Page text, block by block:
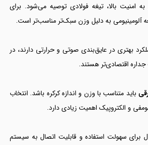
به امنیت بالا، تیغه فولادی توصیه می‌شود. برای
آلومینیومی به دلیل وزن سبک‌تر مناسب‌تر است.
بهتری در عایق‌بندی صوتی و حرارتی دارند، در
اقتصادی‌تر هستند.
باید متناسب با وزن و اندازه کرکره باشد. انتخاب
و الکتروپیک اهمیت زیادی دارد.
برای سهولت استفاده و قابلیت اتصال به سیستم